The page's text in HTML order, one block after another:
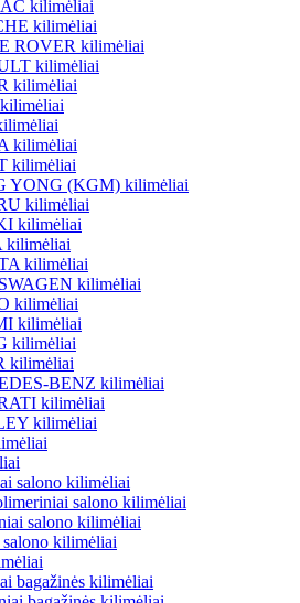
kilimėliai
kilimėliai
ROVER kilimėliai
kilimėliai
kilimėliai
kilimėliai
kilimėliai
YONG (KGM) kilimėliai
kilimėliai
kilimėliai
kilimėliai
kilimėliai
kilimėliai
kilimėliai
kilimėliai
kilimėliai
kilimėliai
BENZ kilimėliai
kilimėliai
kilimėliai
salono kilimėliai
salono kilimėliai
salono kilimėliai
kilimėliai
bagažinės kilimėliai